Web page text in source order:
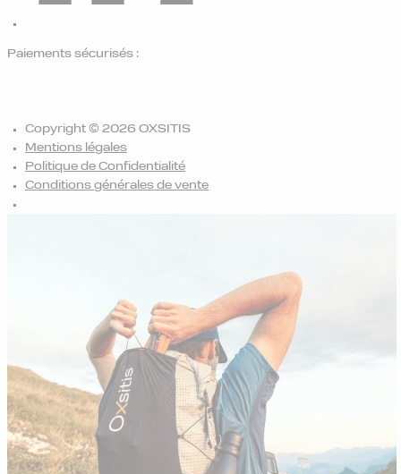
Paiements sécurisés :
Copyright © 2026 OXSITIS
Mentions légales
Politique de Confidentialité
Conditions générales de vente